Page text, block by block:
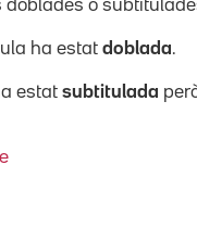
doblades o
ha estat doblada.
estat subtitulada